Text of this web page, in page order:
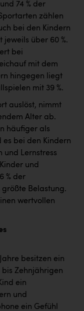
gmbh
74 % der
zählen
bei den Kindern
über 60 %.
bei
mit dem
hingegen liegt
mit 39 %.
auslöst, nimmt
Alter ab.
häufiger als
es bei den Kindern
und Lernstress
und
% der
Belastung.
wertvollen
besitzen ein
bis Zehnjährigen
ein
und
ein Gefühl